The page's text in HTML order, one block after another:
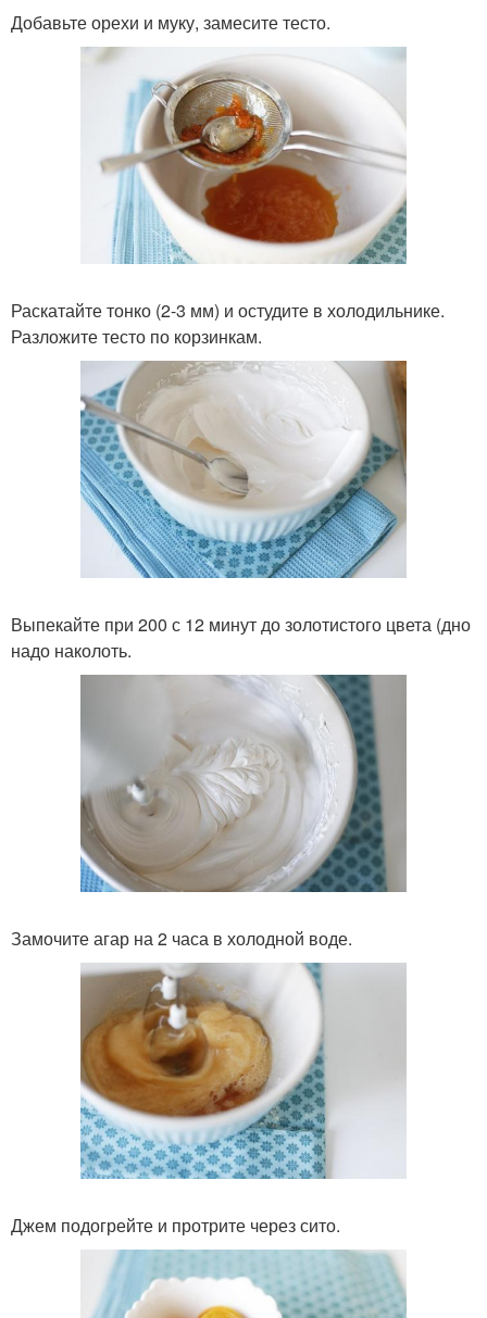
Добавьте орехи и муку, замесите тесто.
Раскатайте тонко (2-3 мм) и остудите в холодильнике.
Разложите тесто по корзинкам.
Выпекайте при 200 с 12 минут до золотистого цвета (дно
надо наколоть.
Замочите агар на 2 часа в холодной воде.
Джем подогрейте и протрите через сито.